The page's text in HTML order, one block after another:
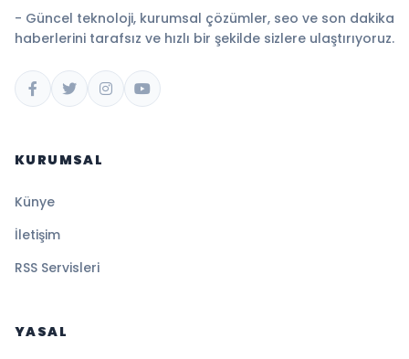
- Güncel teknoloji, kurumsal çözümler, seo ve son dakika
haberlerini tarafsız ve hızlı bir şekilde sizlere ulaştırıyoruz.
KURUMSAL
Künye
İletişim
RSS Servisleri
YASAL